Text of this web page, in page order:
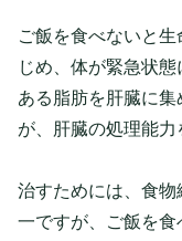
ご飯を食べないと
じめ、体が緊急状
ある脂肪を肝臓に
が、肝臓の処理能力
治すためには、食
一ですが、ご飯を